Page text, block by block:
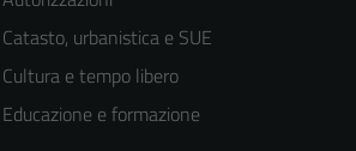
Catasto, urbanistica e SUE
Cultura e tempo libero
Educazione e formazione